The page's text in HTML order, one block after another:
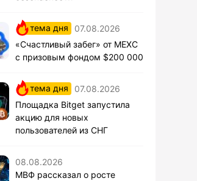
тема дня
07.08.2026
«Счастливый забег» от MEXC
с призовым фондом $200 000
тема дня
07.08.2026
Площадка Bitget запустила
акцию для новых
пользователей из СНГ
08.08.2026
МВФ рассказал о росте